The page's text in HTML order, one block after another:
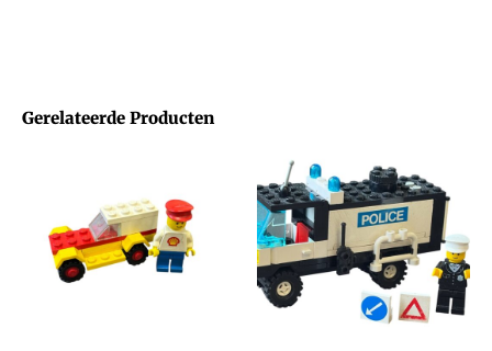
Gerelateerde Producten